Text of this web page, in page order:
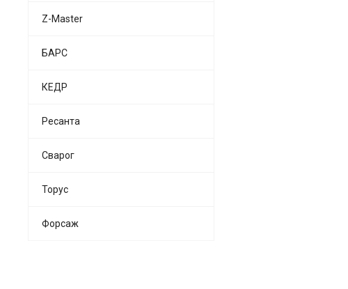
Z-Master
БАРС
КЕДР
Ресанта
Сварог
Торус
Форсаж